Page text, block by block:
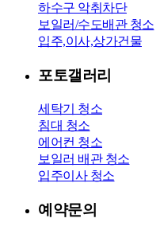
하수구 악취차단
보일러/수도배관 청소
입주,이사,상가건물
포토갤러리
세탁기 청소
침대 청소
에어컨 청소
보일러 배관 청소
입주이사 청소
예약문의